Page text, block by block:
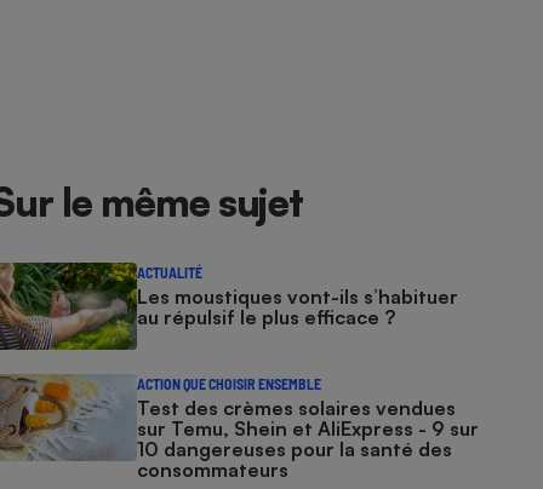
le même sujet
ACTUALITÉ
Les moustiques vont-ils s’habituer
au répulsif le plus efficace ?
ACTION QUE CHOISIR ENSEMBLE
Test des crèmes solaires vendues
sur Temu, Shein et AliExpress - 9 sur
10 dangereuses pour la santé des
consommateurs